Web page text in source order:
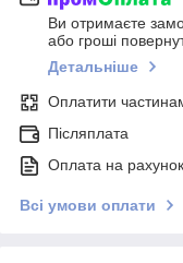
Ви отримаєте
або гроші
Детальніше
Оплатити
Післяплата
Оплата на рахунок
Всі умови оплати